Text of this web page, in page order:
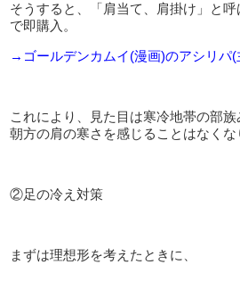
そうすると、「肩当て、肩掛け」と
で即購入。
→ゴールデンカムイ(漫画)のアシリパ(
これにより、見た目は寒冷地帯の部族
朝方の肩の寒さを感じることはなくな
②足の冷え対策
まずは理想形を考えたときに、